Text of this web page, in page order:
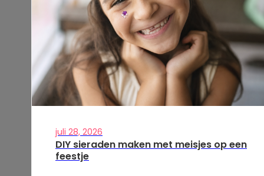
juli 28, 2026
DIY sieraden maken met meisjes op een
feestje